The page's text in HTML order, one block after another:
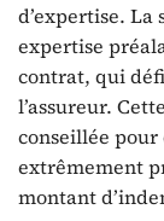
d’expertise. La
expertise
contrat, qui
l’assureur.
conseillée
extrêmement
montant